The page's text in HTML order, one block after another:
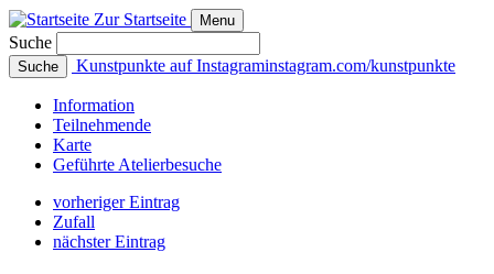
Zur Startseite Menu
Suche
Suche Kunstpunkte auf Instagraminstagram.com/kunstpunkte
Information
Teilnehmende
Karte
Geführte Atelierbesuche
vorheriger Eintrag
Zufall
nächster Eintrag